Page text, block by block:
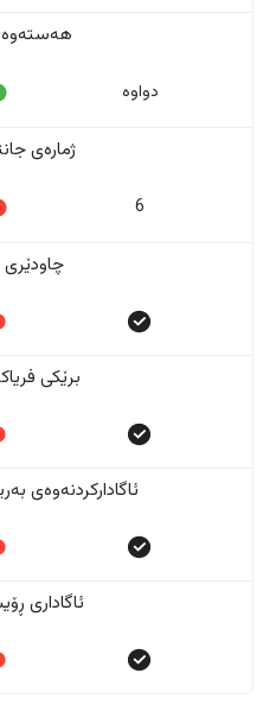
دواوە
ژمارەی
6
چاودێری
برێکی
ئاگادارکردنەوەی
ئاگاداری